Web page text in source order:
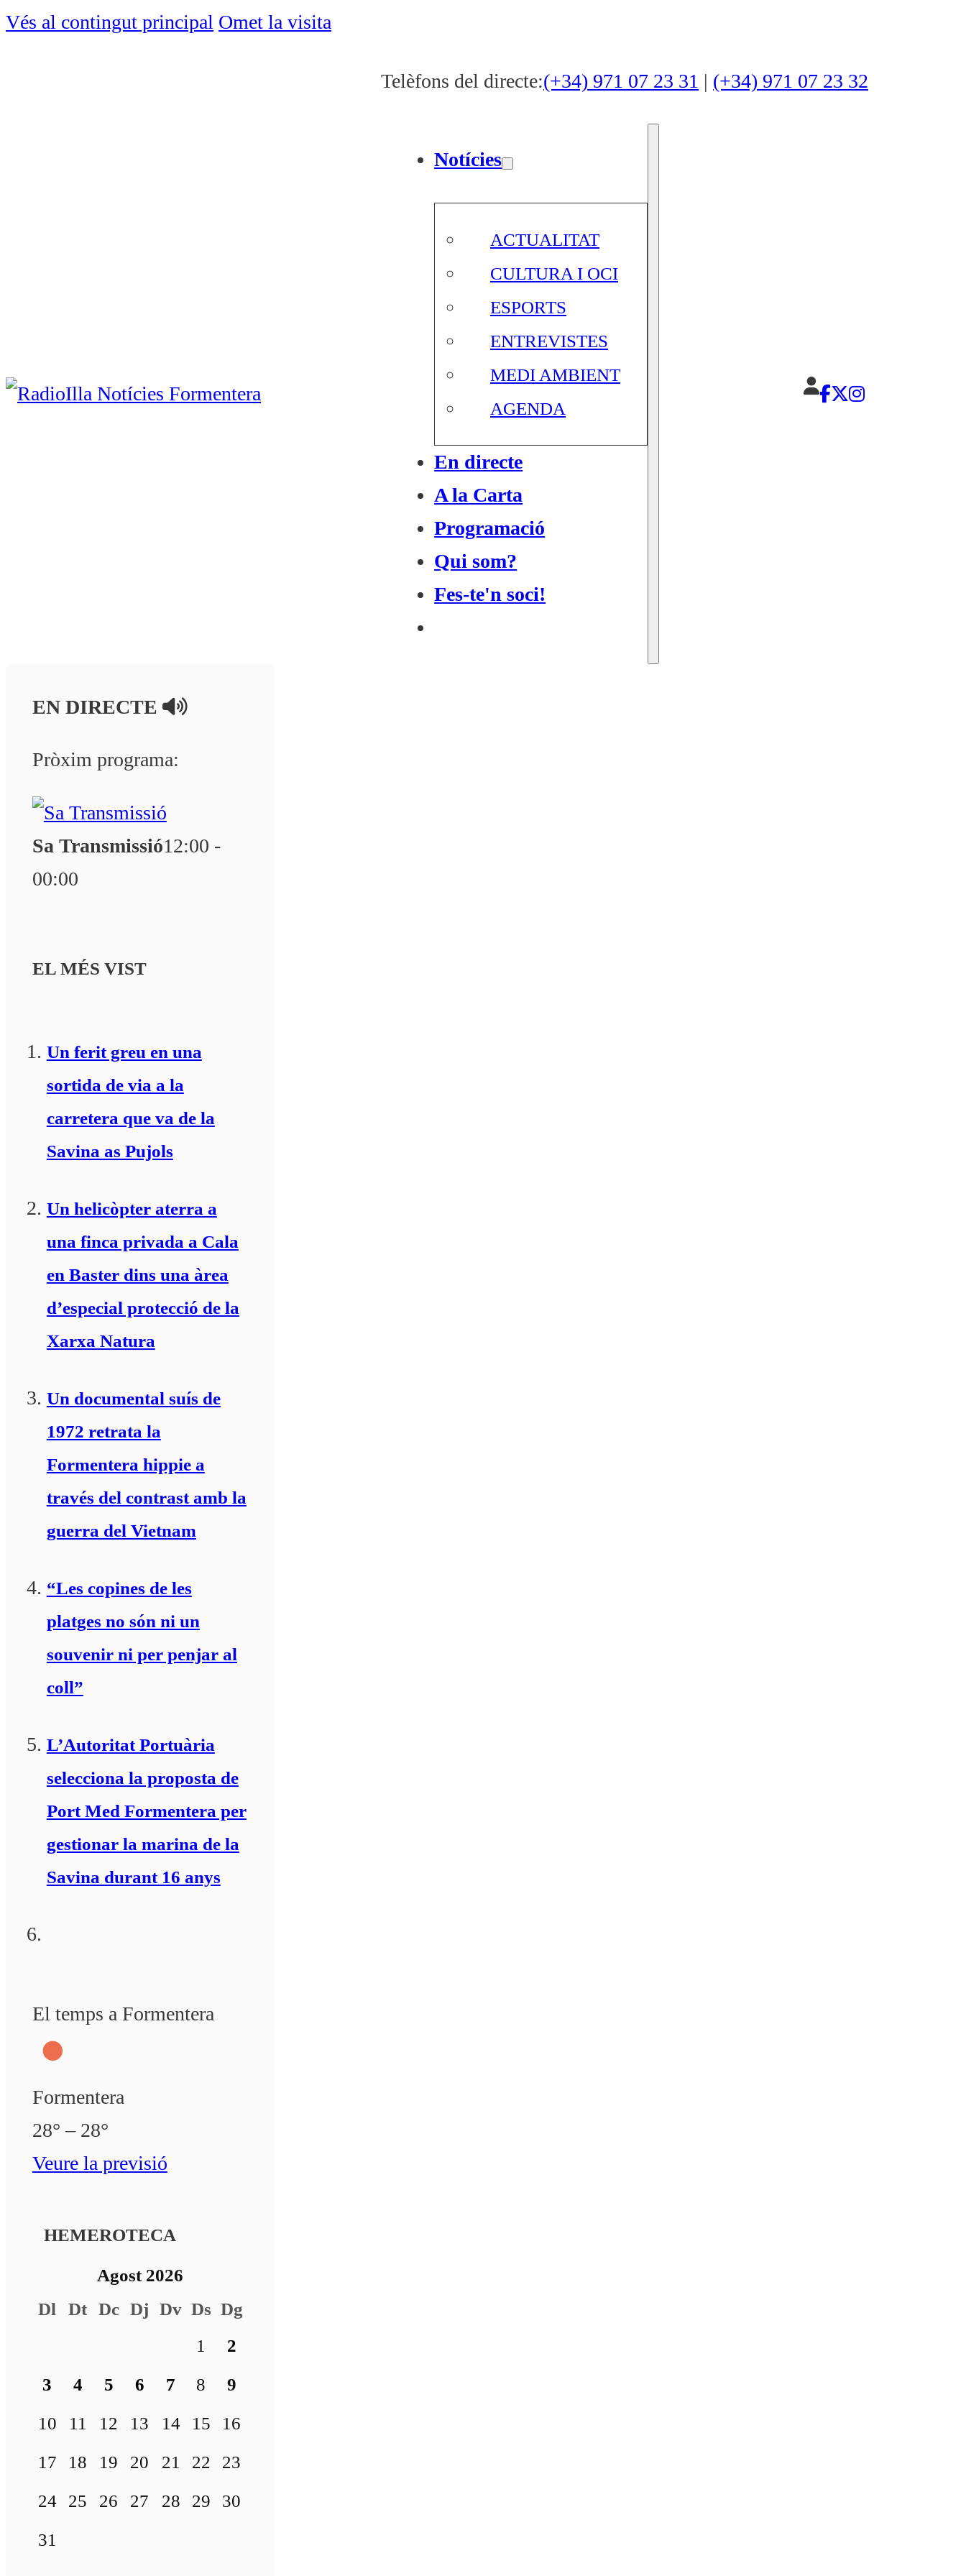
Vés al contingut principal Omet la visita
Telèfons del directe:(+34) 971 07 23 31 | (+34) 971 07 23 32
Notícies
ACTUALITAT
CULTURA I OCI
ESPORTS
ENTREVISTES
MEDI AMBIENT
AGENDA
En directe
A la Carta
Programació
Qui som?
Fes-te'n soci!
EN DIRECTE
Pròxim programa:
Sa Transmissió12:00 -
00:00
EL MÉS VIST
Un ferit greu en una
sortida de via a la
carretera que va de la
Savina as Pujols
Un helicòpter aterra a
una finca privada a Cala
en Baster dins una àrea
d’especial protecció de la
Xarxa Natura
Un documental suís de
1972 retrata la
Formentera hippie a
través del contrast amb la
guerra del Vietnam
“Les copines de les
platges no són ni un
souvenir ni per penjar al
coll”
L’Autoritat Portuària
selecciona la proposta de
Port Med Formentera per
gestionar la marina de la
Savina durant 16 anys
El temps a Formentera
Formentera
28° – 28°
Veure la previsió
HEMEROTECA
Agost 2026
Dl
Dt Dc Dj Dv Ds Dg
1
2
3
4 5 6 7 8
9
10
11 12 13 14 15
16
17
18 19 20 21 22
23
24
25 26 27 28 29
30
31